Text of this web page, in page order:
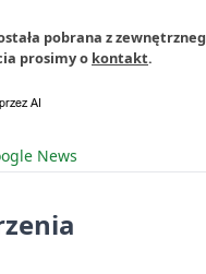
pobrana z
prosimy o kontakt.
News